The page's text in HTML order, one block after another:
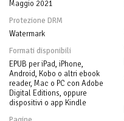
Maggio 2021
Protezione DRM
Watermark
Formati disponibili
EPUB per iPad, iPhone,
Android, Kobo o altri ebook
reader, Mac o PC con Adobe
Digital Editions, oppure
dispositivi o app Kindle